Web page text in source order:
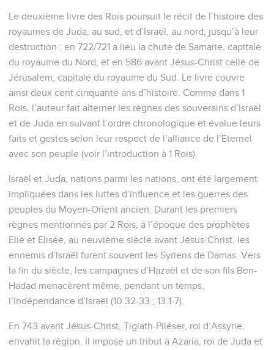
Le deuxième livre des Rois poursuit le récit de l’histoire des
royaumes de Juda, au sud, et d’Israël, au nord, jusqu’à leur
destruction : en 722/721 a lieu la chute de Samarie, capitale
du royaume du Nord, et en 586 avant Jésus-Christ celle de
Jérusalem, capitale du royaume du Sud. Le livre couvre
ainsi deux cent cinquante ans d’histoire. Comme dans 1
Rois, l’auteur fait alterner les règnes des souverains d’Israël
et de Juda en suivant l’ordre chronologique et évalue leurs
faits et gestes selon leur respect de l’alliance de l’Eternel
avec son peuple (voir l’introduction à 1 Rois).
Israël et Juda, nations parmi les nations, ont été largement
impliquées dans les luttes d’influence et les guerres des
peuples du Moyen-Orient ancien. Durant les premiers
règnes mentionnés par 2 Rois, à l’époque des prophètes
Elie et Elisée, au neuvième siècle avant Jésus-Christ, les
ennemis d’Israël furent souvent les Syriens de Damas. Vers
la fin du siècle, les campagnes d’Hazaël et de son fils Ben-
Hadad menacèrent même, pendant un temps,
l’indépendance d’Israël (10.32-33 ; 13.1-7).
En 743 avant Jésus-Christ, Tiglath-Piléser, roi d’Assyrie,
envahit la région. Il impose un tribut à Azaria, roi de Juda et